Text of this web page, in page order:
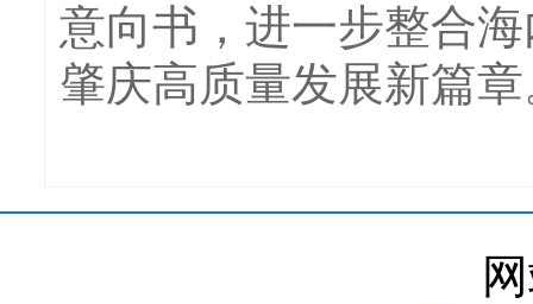
意向书，进一步整合
肇庆高质量发展新篇